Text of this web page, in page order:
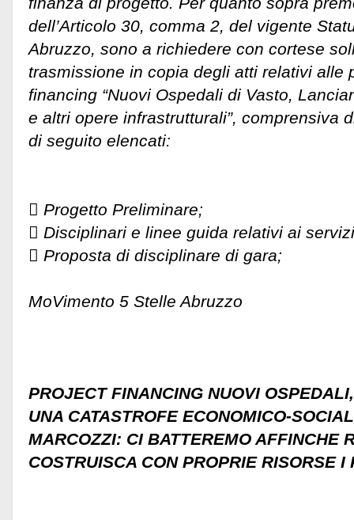
dell’Articolo 30, comma 2, del vigente
Abruzzo, sono a richiedere con cortese
trasmissione in copia degli atti relativi alle
financing “Nuovi Ospedali di Vasto,
e altri opere infrastrutturali”, comprensiva
di seguito elencati:
 Progetto Preliminare;
 Disciplinari e linee guida relativi ai
 Proposta di disciplinare di gara;
MoVimento 5 Stelle Abruzzo
PROJECT FINANCING NUOVI
UNA CATASTROFE ECONOMICO-
MARCOZZI: CI BATTEREMO AFFINCHE
COSTRUISCA CON PROPRIE RISORSE